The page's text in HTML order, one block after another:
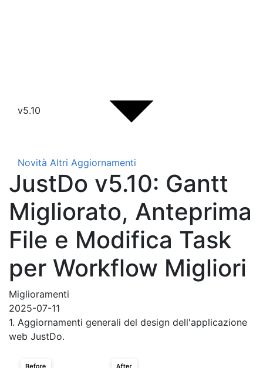
v5.10
Novità Altri Aggiornamenti
JustDo v5.10: Gantt
Migliorato, Anteprima
File e Modifica Task
per Workflow Migliori
Miglioramenti
2025-07-11
1. Aggiornamenti generali del design dell'applicazione
web JustDo.